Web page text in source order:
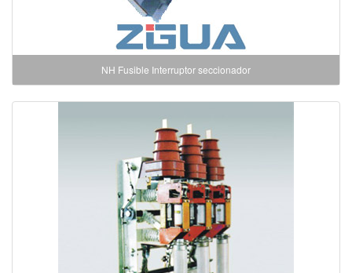
NH Fusible Interruptor seccionador